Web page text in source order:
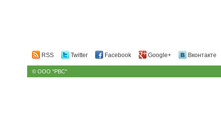
RSS Twitter Facebook Google+ Вконтакте
© ООО "РВС"